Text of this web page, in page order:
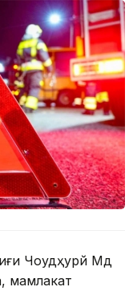
Чоудҳурй Мд
мамлакат